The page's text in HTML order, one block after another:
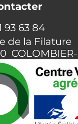
93 63 84
de la Filature